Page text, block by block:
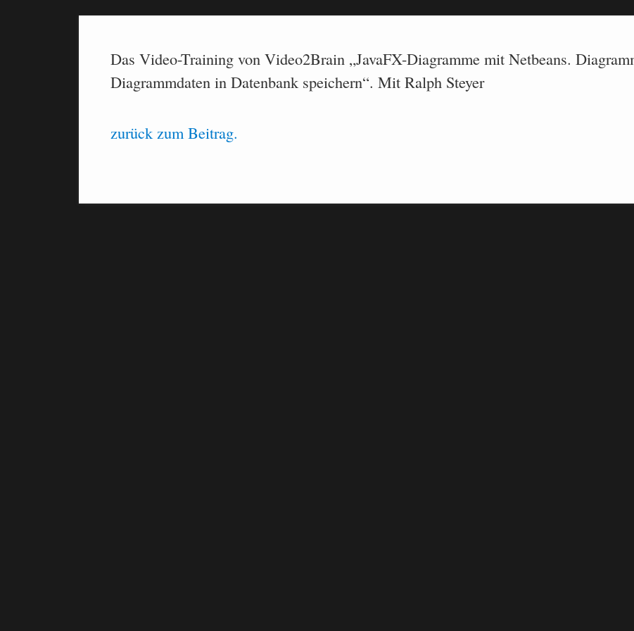
Das Video-Training von Video2Brain „JavaFX-Diagramme mit Netbeans.
Diagrammdaten in Datenbank speichern“. Mit Ralph Steyer
zurück zum Beitrag.